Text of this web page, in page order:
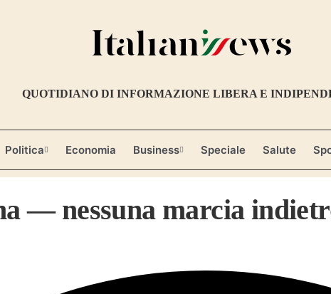
QUOTIDIANO DI INFORMAZIONE LIBERA E
Politica Economia Business Speciale Salute
— nessuna marcia